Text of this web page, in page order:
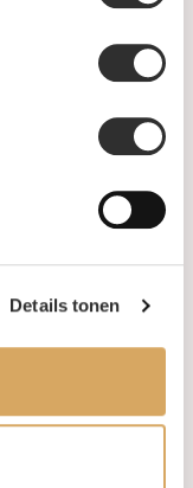
Details tonen